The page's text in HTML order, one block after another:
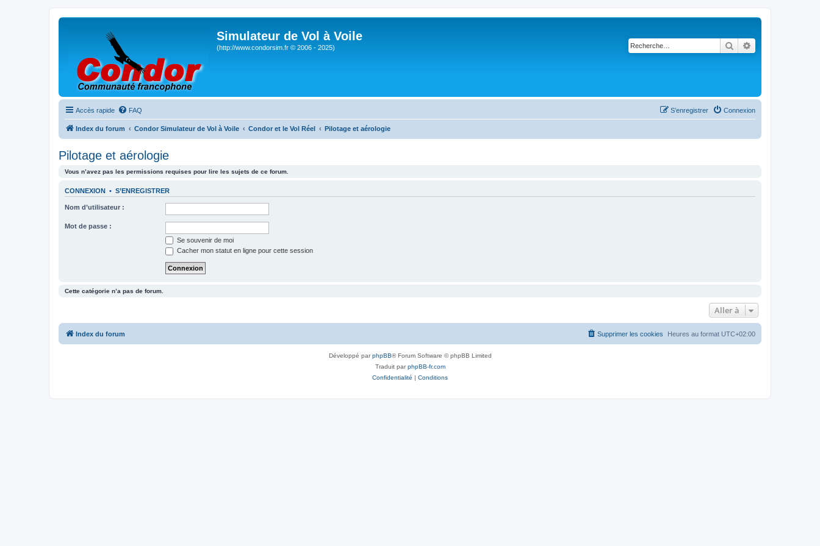
Simulateur de Vol à Voile
(http://www.condorsim.fr © 2006 - 2025) Rechercher
Accès rapide FAQ Connexion
S’enregistrer
Index du forum Condor Simulateur de Vol à Voile Condor et le Vol Réel Pilotage et aérologie
Pilotage et aérologie
Vous n’avez pas les permissions requises pour lire les sujets de ce forum.
CONNEXION • S’ENREGISTRER
Nom d’utilisateur :
Mot de passe :
Se souvenir de moi
Cacher mon statut en ligne pour cette session
Cette catégorie n’a pas de forum.
Aller à
Index du forum Heures au format UTC+02:00
Supprimer les cookies
Développé parphpBB® Forum Software © phpBB Limited
Traduit parphpBB-fr.com
Confidentialité | Conditions